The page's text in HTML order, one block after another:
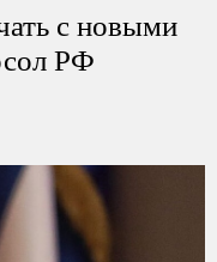
с новыми
РФ